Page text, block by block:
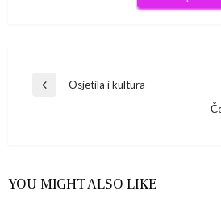
Navigacija
Previous
Osjetila i kultura
YOU MIGHT ALSO LIKE